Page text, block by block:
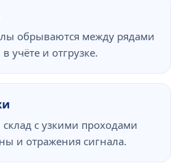
обрываются между рядами
учёте и отгрузке.
с узкими проходами
и отражения сигнала.